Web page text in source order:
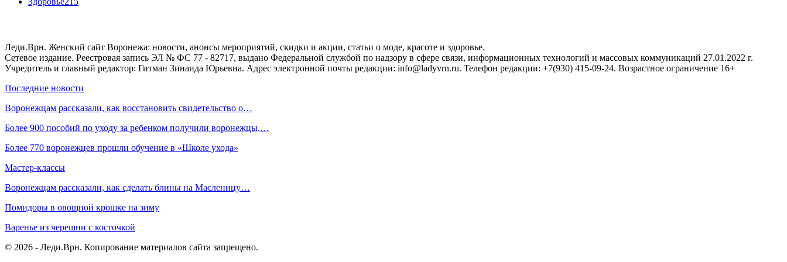
Леди.Врн. Женский сайт Воронежа: новости, анонсы мероприятий, скидки и акции, статьи о моде, красоте и здоровье.
Сетевое издание. Реестровая запись ЭЛ № ФС 77 - 82717, выдано Федеральной службой по надзору в сфере связи, информационных технологий и массовых коммуникаций 27.01.2022 г.
Учредитель и главный редактор: Гитман Зинаида Юрьевна. Адрес электронной почты редакции: info@ladyvrn.ru. Телефон редакции: +7(930) 415-09-24. Возрастное ограничение 16+
Последние новости
Воронежцам рассказали, как восстановить свидетельство о…
Более 900 пособий по уходу за ребенком получили воронежцы,…
Более 770 воронежцев прошли обучение в «Школе ухода»
Мастер-классы
Воронежцам рассказали, как сделать блины на Масленицу…
Помидоры в овощной крошке на зиму
Варенье из черешни с косточкой
© 2026 - Леди.Врн. Копирование материалов сайта запрещено.